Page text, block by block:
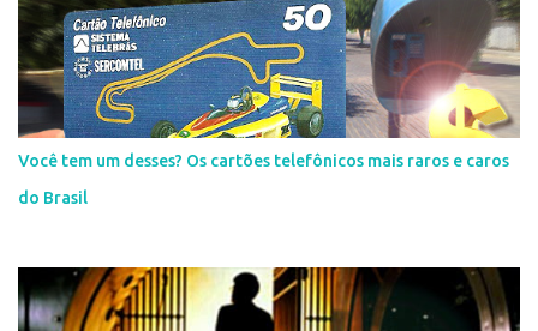
Você tem um desses? Os cartões telefônicos mais raros e caros
do Brasil